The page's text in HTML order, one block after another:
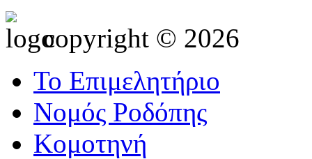
copyright © 2026
Το Επιμελητήριο
Νομός Ροδόπης
Κομοτηνή